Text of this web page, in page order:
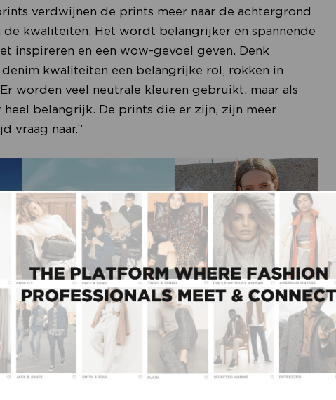
verdwijnen de prints meer naar de achtergrond
kwaliteiten. Het wordt belangrijker en spannende
inspireren en een wow-gevoel geven. Denk
kwaliteiten een belangrijke rol, rokken in
worden veel neutrale kleuren gebruikt, maar als
belangrijk. De prints die er zijn, zijn meer
vraag naar.”